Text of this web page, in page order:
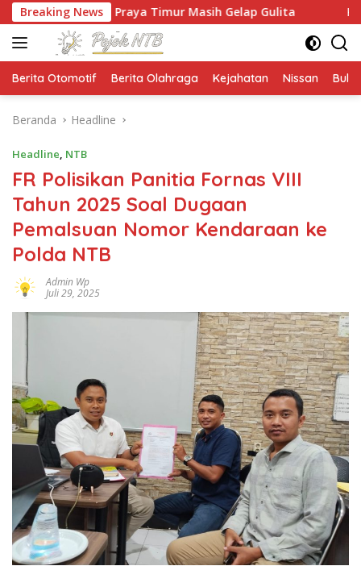
Langsung
ke
konten
Breaking News
Praya Timur Masih Gelap Gulita Ketua HMPS
Berita Otomotif Berita Olahraga Kejahatan Nissan
Beranda Headline
Headline, NTB
FR Polisikan Panitia Fornas VIII
Tahun 2025 Soal Dugaan
Pemalsuan Nomor Kendaraan ke
Polda NTB
Admin Wp
Juli 29, 2025